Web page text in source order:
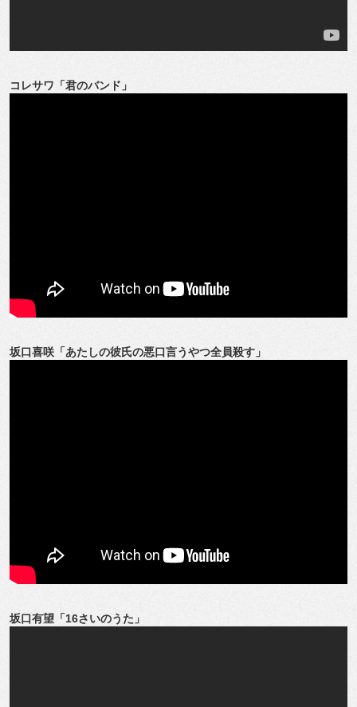
コレサワ「君のバンド」
坂口喜咲「あたしの彼氏の悪口言うやつ全員殺す」
坂口有望「16さいのうた」